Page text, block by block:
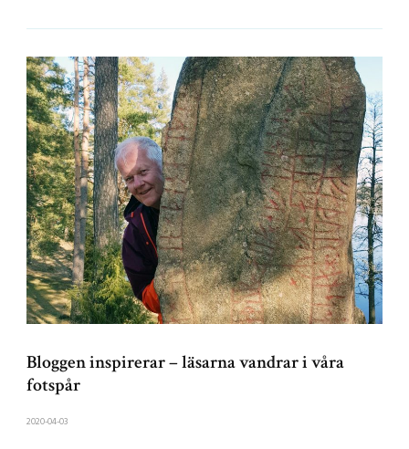
Bloggen inspirerar – läsarna vandrar i våra
fotspår
2020-04-03